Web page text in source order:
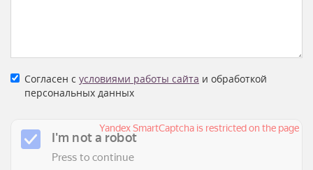
Согласен с условиями работы сайта и обработкой
персональных данных